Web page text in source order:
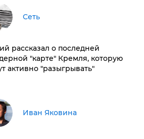
Сеть
рассказал о последней
"карте" Кремля, которую
активно "разыгрывать"
Иван Яковина